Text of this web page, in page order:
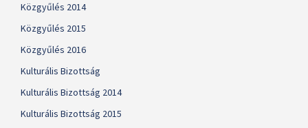
Közgyűlés 2014
Közgyűlés 2015
Közgyűlés 2016
Kulturális Bizottság
Kulturális Bizottság 2014
Kulturális Bizottság 2015